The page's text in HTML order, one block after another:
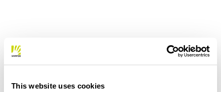
This website uses cookies